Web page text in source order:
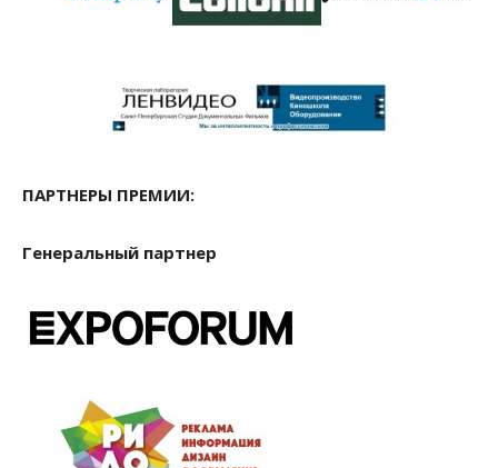
ПАРТНЕРЫ ПРЕМИИ:
Генеральный партнер